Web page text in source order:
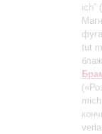
ich”
tut